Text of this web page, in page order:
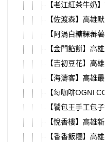
【老江紅茶牛奶
【佐渡森】高雄
【阿涓白糖粿蕃
【金門餡餅】高
【吉初豆花】高
【海濤客】高雄
【每咖啡OGNI
【饕包王手工包
【悅香樓】高雄
【香香飯糰】高